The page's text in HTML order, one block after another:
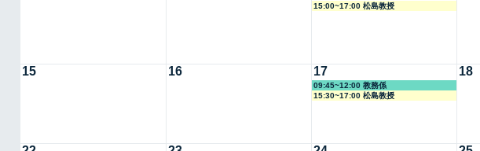
15:00~17:00 松島教授
15 16 17
09:45~12:00 教務係
15:30~17:00 松島教授
18